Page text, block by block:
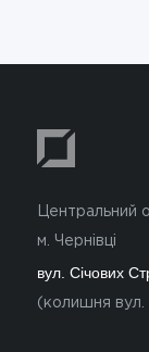
Центральний
м. Чернівці
вул. Січових
(колишня вул.